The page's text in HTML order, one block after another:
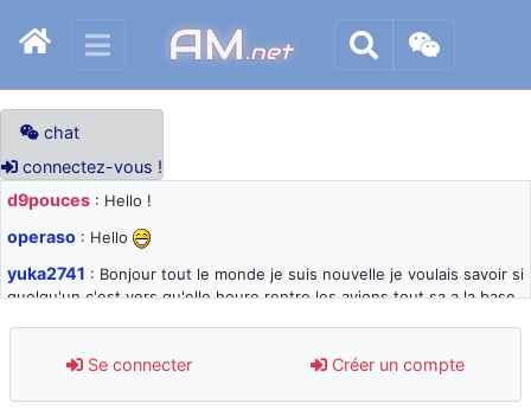
AM.net
chat
connectez-vous !
d9pouces : Hello !
operaso : Hello
yuka2741 : Bonjour tout le monde je suis nouvelle je voulais savoir si
quelqu'un c'est vers qu'elle heure rentre les avions tout sa a la base
d9pouces: désolé pour les quelques blocages du site ces derniers
jours : je teste des méthodes contre le spam et les bots trop nocifs
Se connecter Créer un compte